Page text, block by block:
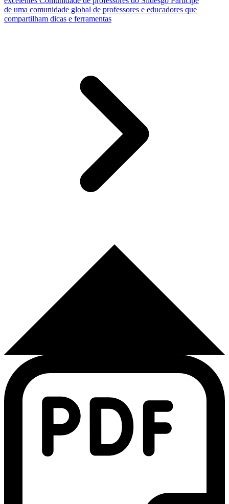
de uma comunidade global de professores e educadores que
compartilham dicas e ferramentas